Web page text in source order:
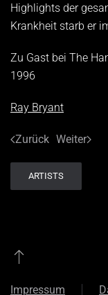
Highlights der
Krankheit starb er
Zu Gast bei The
1996
Ray Bryant
Zurück Weiter
ARTISTS
Impressum